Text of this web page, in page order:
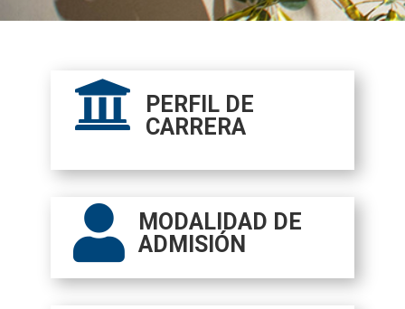

PERFIL DE
CARRERA

MODALIDAD DE
ADMISIÓN